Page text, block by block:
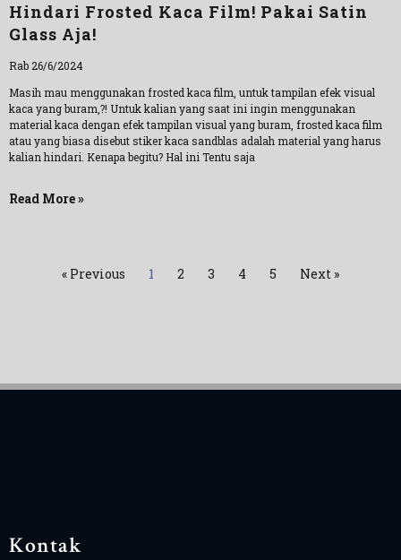
Hindari Frosted Kaca Film! Pakai Satin
Glass Aja!
Rab 26/6/2024
Masih mau menggunakan frosted kaca film, untuk tampilan efek visual
kaca yang buram,?! Untuk kalian yang saat ini ingin menggunakan
material kaca dengan efek tampilan visual yang buram, frosted kaca film
atau yang biasa disebut stiker kaca sandblas adalah material yang harus
kalian hindari. Kenapa begitu? Hal ini Tentu saja
Read More »
« Previous 1 2 3 4 5 Next »
Kontak